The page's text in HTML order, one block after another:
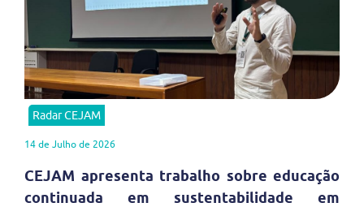
Radar CEJAM
14 de Julho de 2026
CEJAM apresenta trabalho sobre educação
continuada em sustentabilidade em